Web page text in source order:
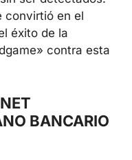
convirtió en el
éxito de la
contra esta
BANCARIO